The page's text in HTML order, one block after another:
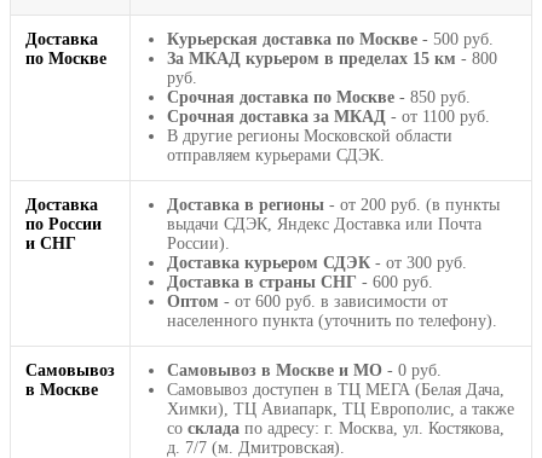
Доставка
по Москве
Курьерская доставка по Москве - 500 руб.
За МКАД курьером в пределах 15 км - 800
руб.
Срочная доставка по Москве - 850 руб.
Срочная доставка за МКАД - от 1100 руб.
В другие регионы Московской области
отправляем курьерами СДЭК.
Доставка
по России
и СНГ
Доставка в регионы - от 200 руб. (в пункты
выдачи СДЭК, Яндекс Доставка или Почта
России).
Доставка курьером СДЭК - от 300 руб.
Доставка в страны СНГ - 600 руб.
Оптом - от 600 руб. в зависимости от
населенного пункта (уточнить по телефону).
Самовывоз
в Москве
Самовывоз в Москве и МО - 0 руб.
Самовывоз доступен в ТЦ МЕГА (Белая Дача,
Химки), ТЦ Авиапарк, ТЦ Европолис, а также
со склада по адресу: г. Москва, ул. Костякова,
д. 7/7 (м. Дмитровская).